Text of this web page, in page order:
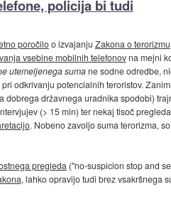
policija bi tudi
poročiloo izvajanju Zakona o terorizmu
vsebine mobilnih telefonovna mejni
utemeljenega sumane sodne odredbe,
odkrivanju potencialnih teroristov.
dobrega državnega uradnika spodobi)
(> 15 min) ter nekaj tisoč
. Nobeno zavoljo suma terorizma,
pregleda ("no-suspicion stop and
, lahko opravijo tudi brez vsakršnega